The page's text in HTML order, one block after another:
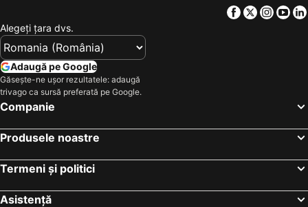
Hoteluri Dugi Rat
Hoteluri Seget Vranjica
Hoteluri Promajna
Hoteluri Sućuraj
Hoteluri Vrboska
Hoteluri Duće
Hoteluri Krilo Jesenice
Hoteluri Slatine
Hoteluri Okrug
Facebook
Twitter
Alegeţi ţara dvs.
Adaugă pe Google
Găsește-ne ușor rezultatele: adaugă
trivago ca sursă preferată pe Google.
Companie
Produsele noastre
Termeni și politici
Asistență